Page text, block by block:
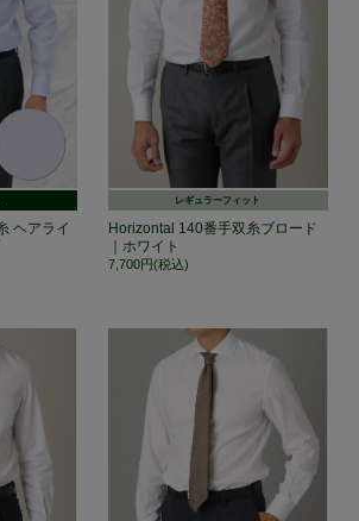
ヘアライ
レギュラーフィット
Horizontal 140番手双糸ブロード
｜ホワイト
7,700円(税込)